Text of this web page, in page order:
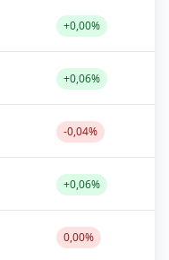
+0,00%
+0,06%
-0,04%
+0,06%
0,00%